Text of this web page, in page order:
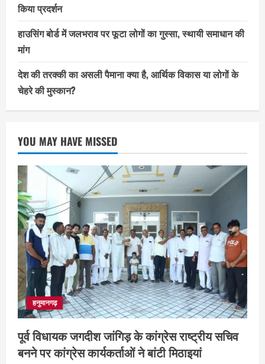
किया प्रदर्शन
हाउसिंग बोर्ड में जलभराव पर फूटा लोगों का गुस्सा, स्थायी समाधान की
मांग
देश की तरक्की का असली पैमाना क्या है, आर्थिक विकास या लोगों के
चेहरे की मुस्कान?
YOU MAY HAVE MISSED
हनुमानगढ़
पूर्व विधायक जगदीश जांगिड़ के कांग्रेस राष्ट्रीय सचिव
बनने पर कांग्रेस कार्यकर्ताओं ने बांटी मिठाइयां